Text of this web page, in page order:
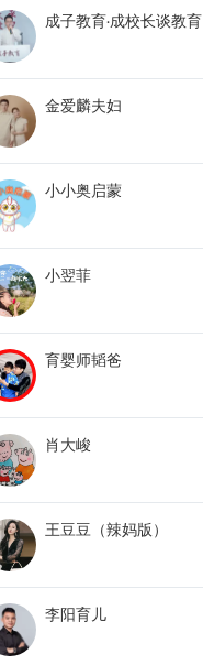
成子教育·成校长谈教育
金爱麟夫妇
小小奥启蒙
小翌菲
育婴师韬爸
肖大峻
王豆豆（辣妈版）
李阳育儿